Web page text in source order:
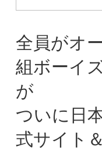
全員がオ
組ボーイ
が
ついに日
式サイト